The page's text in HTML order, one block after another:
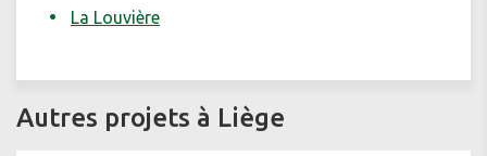
La Louvière
Autres projets à Liège